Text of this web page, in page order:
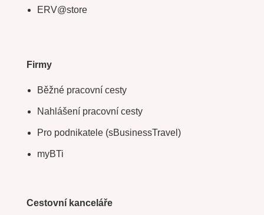
ERV@store
Firmy
Běžné pracovní cesty
Nahlášení pracovní cesty
Pro podnikatele (sBusinessTravel)
myBTi
Cestovní kanceláře